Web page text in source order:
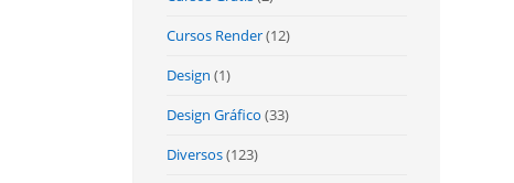
Cursos Render(12)
Design (1)
Design Gráfico (33)
Diversos(123)